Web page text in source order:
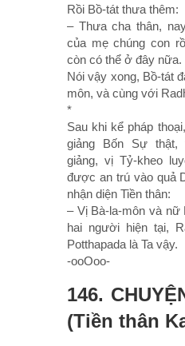
Rồi Bồ-tát thưa thêm:
– Thưa cha thân,
của mẹ chúng con
còn có thể ở đây nữa.
Nói vậy xong, Bồ-tát
môn, và cùng với
*
Sau khi kể pháp
giảng Bốn Sự thật,
giảng, vị Tỷ-kheo
được an trú vào quả
nhận diện Tiền thân:
– Vị Bà-la-môn và nữ
hai người hiện tại,
Potthapada là Ta vậy.
-ooOoo-
146.
(Tiền thân